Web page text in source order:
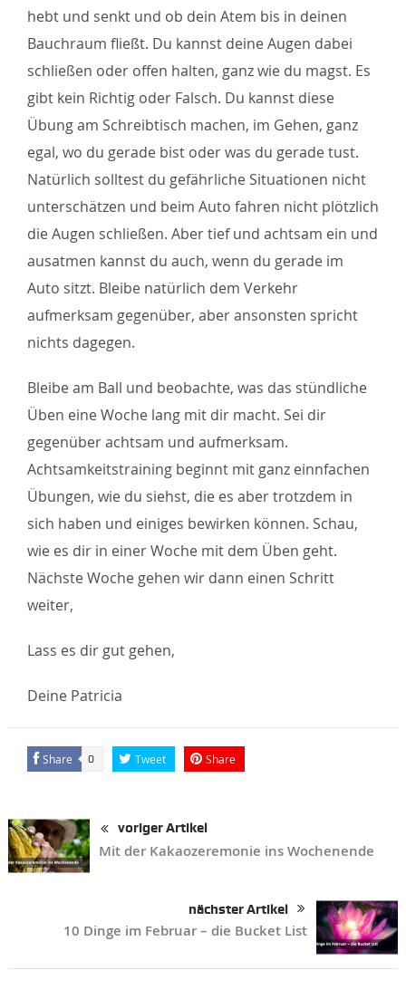
hebt und senkt und ob dein Atem bis in deinen
Bauchraum fließt. Du kannst deine Augen dabei
schließen oder offen halten, ganz wie du magst. Es
gibt kein Richtig oder Falsch. Du kannst diese
Übung am Schreibtisch machen, im Gehen, ganz
egal, wo du gerade bist oder was du gerade tust.
Natürlich solltest du gefährliche Situationen nicht
unterschätzen und beim Auto fahren nicht plötzlich
die Augen schließen. Aber tief und achtsam ein und
ausatmen kannst du auch, wenn du gerade im
Auto sitzt. Bleibe natürlich dem Verkehr
aufmerksam gegenüber, aber ansonsten spricht
nichts dagegen.
Bleibe am Ball und beobachte, was das stündliche
Üben eine Woche lang mit dir macht. Sei dir
gegenüber achtsam und aufmerksam.
Achtsamkeitstraining beginnt mit ganz einnfachen
Übungen, wie du siehst, die es aber trotzdem in
sich haben und einiges bewirken können. Schau,
wie es dir in einer Woche mit dem Üben geht.
Nächste Woche gehen wir dann einen Schritt
weiter,
Lass es dir gut gehen,
Deine Patricia
Share 0 Tweet Share
voriger Artikel
Mit der Kakaozeremonie ins Wochenende
nächster Artikel
10 Dinge im Februar – die Bucket List